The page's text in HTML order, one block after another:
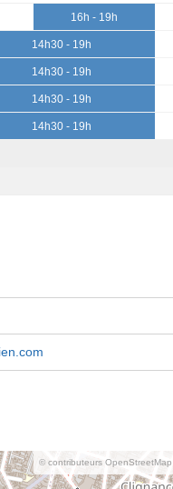
16h - 19h
14h30 - 19h
14h30 - 19h
14h30 - 19h
14h30 - 19h
© contributeurs OpenStreetMap